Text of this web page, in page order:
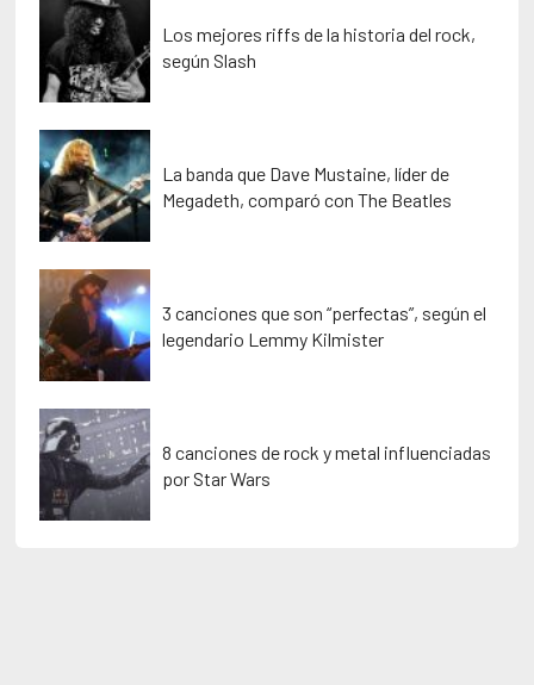
Los mejores riffs de la historia del rock,
según Slash
La banda que Dave Mustaine, líder de
Megadeth, comparó con The Beatles
3 canciones que son “perfectas”, según el
legendario Lemmy Kilmister
8 canciones de rock y metal influenciadas
por Star Wars